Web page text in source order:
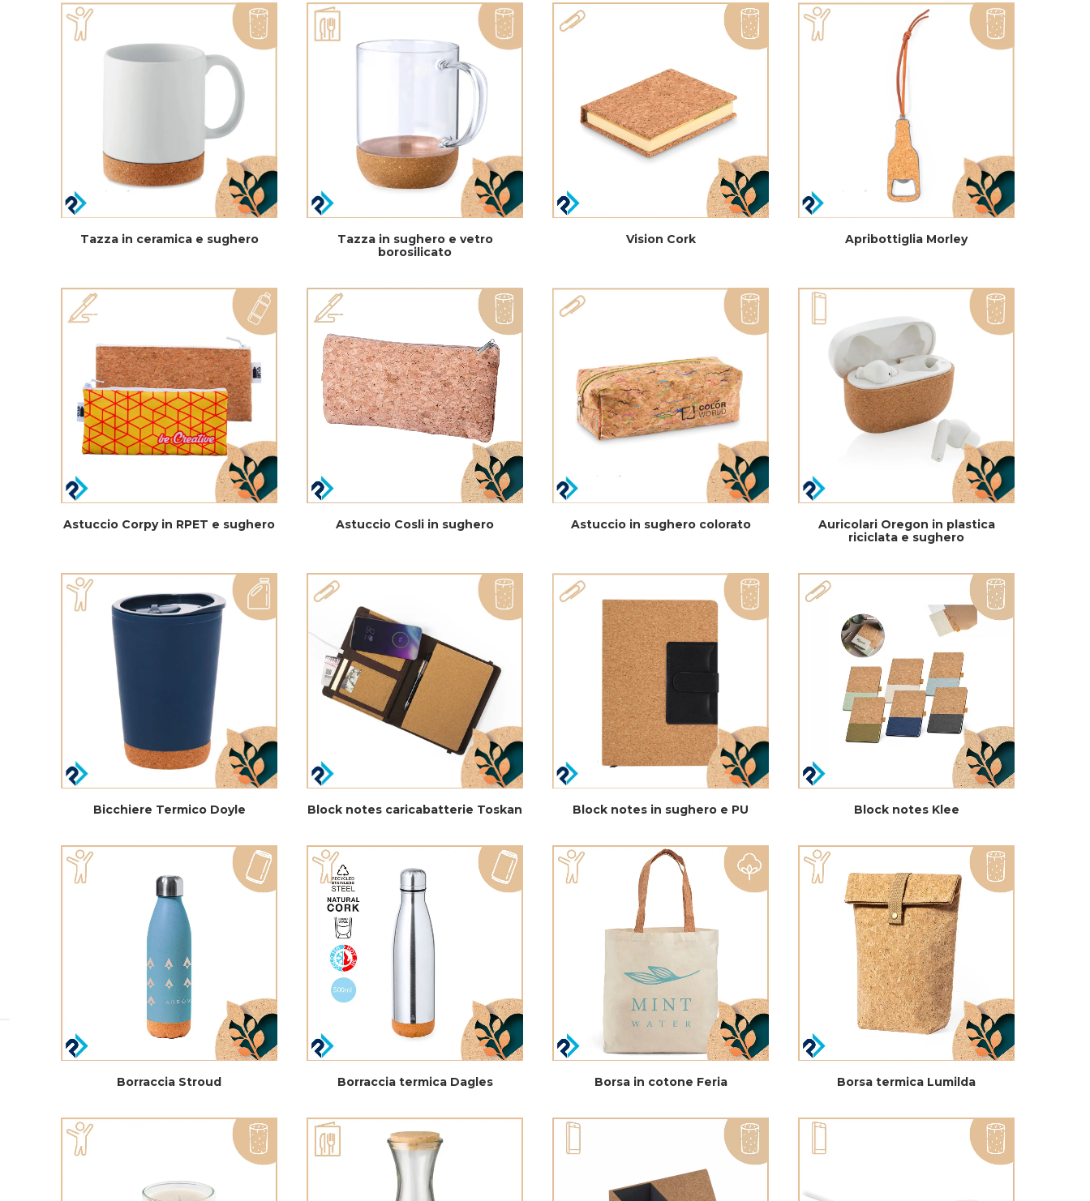
Tazza in ceramica e sughero
Tazza in sughero e vetro
borosilicato
Vision Cork Apribottiglia Morley
Astuccio Corpy in RPET e sughero Astuccio Cosli in sughero Astuccio in sughero colorato
Auricolari Oregon in plastica
riciclata e sughero
Bicchiere Termico Doyle Block notes caricabatterie Toskan Block notes in sughero e PU Block notes Klee
Borraccia Stroud Borraccia termica Dagles Borsa in cotone Feria Borsa termica Lumilda